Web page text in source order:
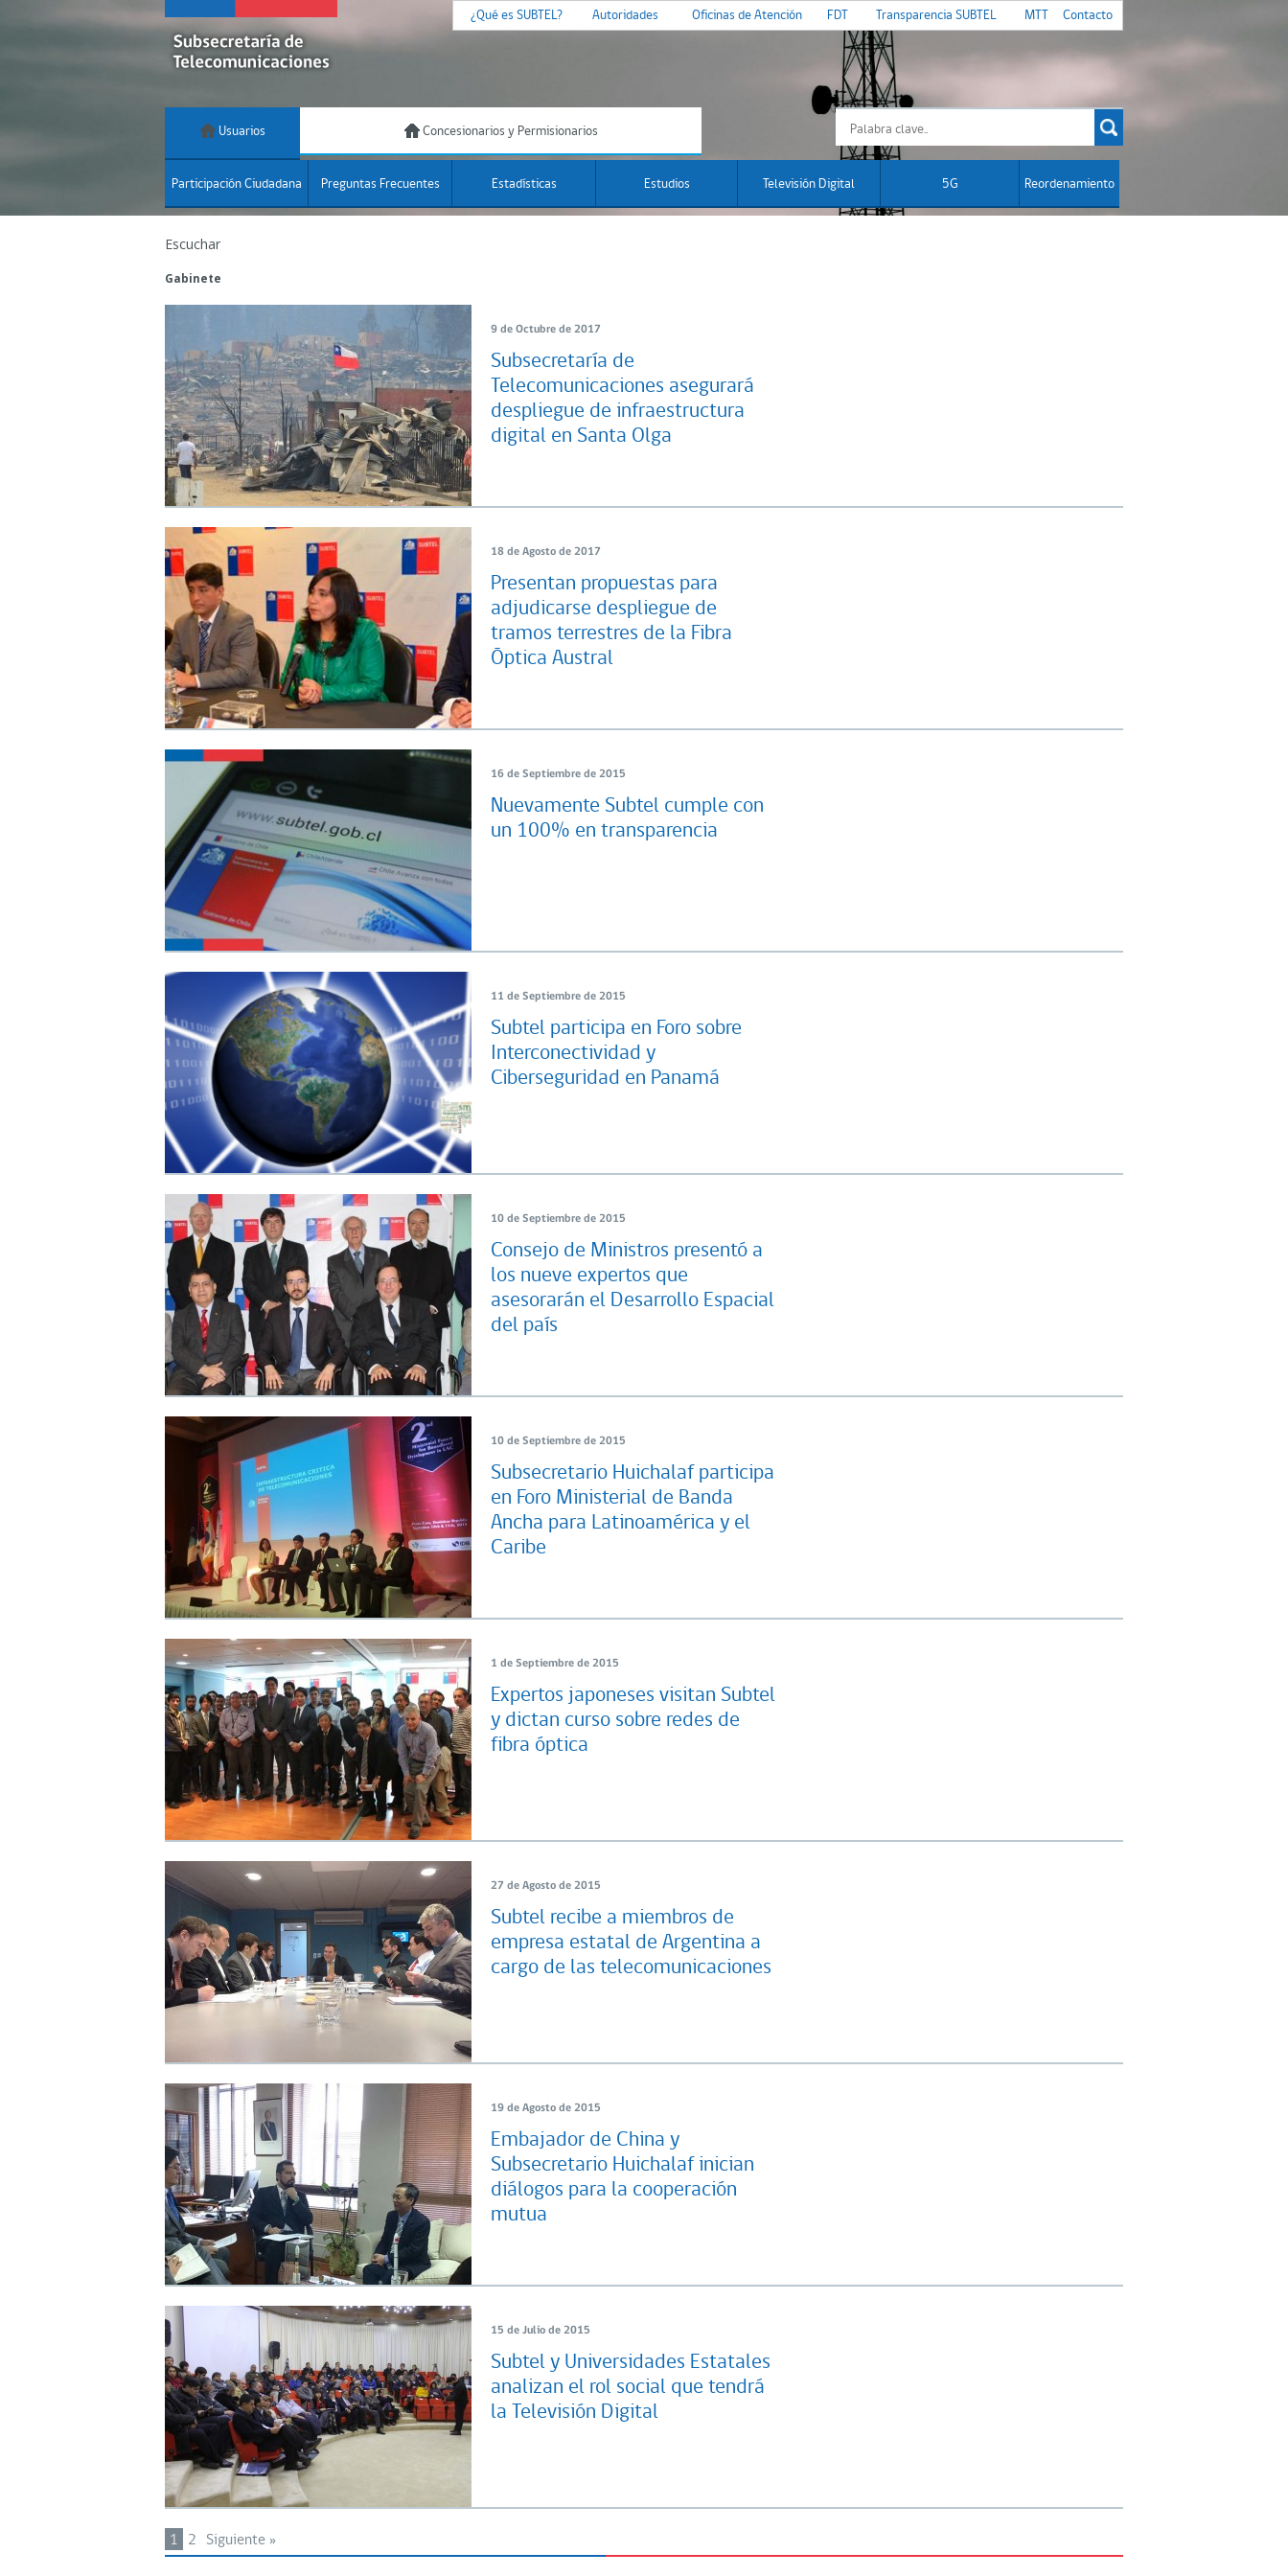
¿Qué es SUBTEL? Autoridades Oficinas de Atención FDT Transparencia SUBTEL MTT Contacto
Usuarios Concesionarios y Permisionarios
Participación Ciudadana Preguntas Frecuentes Estadísticas Estudios Televisión Digital 5G Reordenamiento
Escuchar
Gabinete
9 de Octubre de 2017
Subsecretaría de
Telecomunicaciones asegurará
despliegue de infraestructura
digital en Santa Olga
18 de Agosto de 2017
Presentan propuestas para
adjudicarse despliegue de
tramos terrestres de la Fibra
Óptica Austral
16 de Septiembre de 2015
Nuevamente Subtel cumple con
un 100% en transparencia
11 de Septiembre de 2015
Subtel participa en Foro sobre
Interconectividad y
Ciberseguridad en Panamá
10 de Septiembre de 2015
Consejo de Ministros presentó a
los nueve expertos que
asesorarán el Desarrollo Espacial
del país
10 de Septiembre de 2015
Subsecretario Huichalaf participa
en Foro Ministerial de Banda
Ancha para Latinoamérica y el
Caribe
1 de Septiembre de 2015
Expertos japoneses visitan Subtel
y dictan curso sobre redes de
fibra óptica
27 de Agosto de 2015
Subtel recibe a miembros de
empresa estatal de Argentina a
cargo de las telecomunicaciones
19 de Agosto de 2015
Embajador de China y
Subsecretario Huichalaf inician
diálogos para la cooperación
mutua
15 de Julio de 2015
Subtel y Universidades Estatales
analizan el rol social que tendrá
la Televisión Digital
1 2 Siguiente »